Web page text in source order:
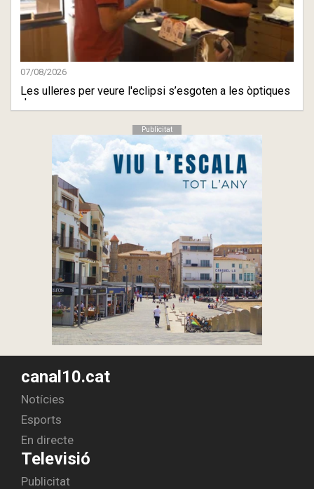
07/08/2026
Les ulleres per veure l'eclipsi s’esgoten a les òptiques
de ...
Publicitat
canal10.cat
Notícies
Esports
En directe
Televisió
Publicitat